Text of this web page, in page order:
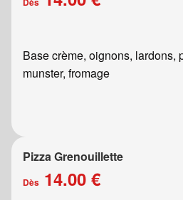
Base crème, oignons, lardons,
munster, fromage
Pizza Grenouillette
Dès 14.00 €